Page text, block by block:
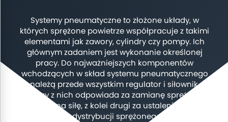
Systemy pneumatyczne to złożone układy, w
których sprężone powietrze współpracuje z takimi
elementami jak zawory, cylindry czy pompy. Ich
głównym zadaniem jest wykonanie określonej
pracy. Do najważniejszych komponentów
wchodzących w skład systemu pneumatycznego
należą przede wszystkim regulator i siłownik.
Pierwszy z nich odpowiada za zamianę sprężonego
powietrza na siłę, z kolei drugi za ustalenie wartości
ciśnienia w dystrybucji sprężonego powietrza.